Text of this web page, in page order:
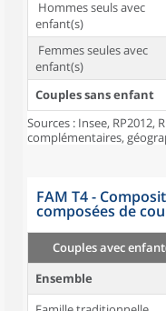
Hommes seuls avec
enfant(s)
Femmes seules avec
enfant(s)
Couples sans enfant
Sources : Insee, RP2012,
complémentaires,
FAM T4 -
composées de
Couples avec
Ensemble